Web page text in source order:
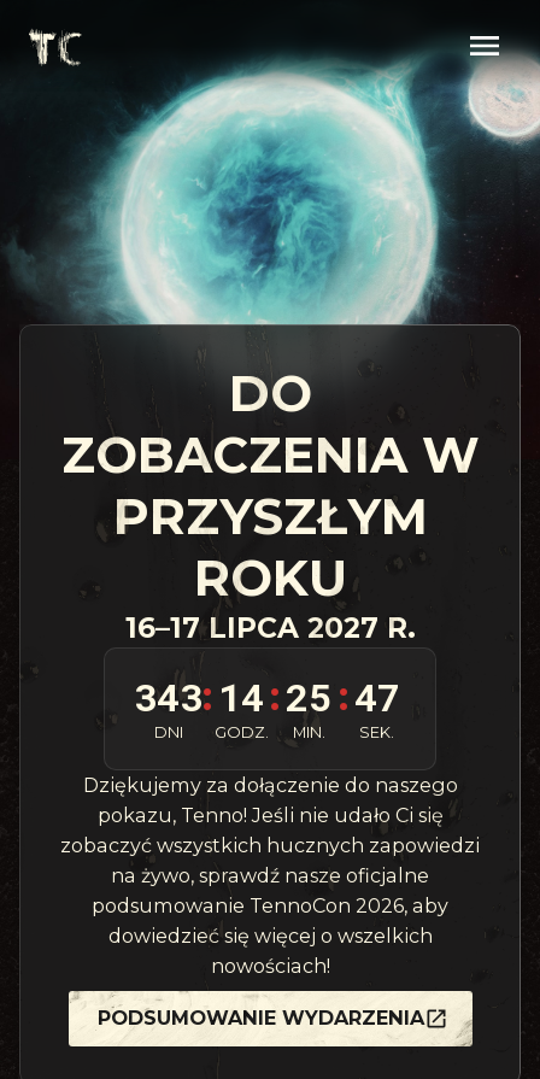
DO
ZOBACZENIA W
PRZYSZŁYM
ROKU
16–17 LIPCA 2027 R.
343
DNI
: 14
GODZ.
:25
MIN.
:45
SEK.
Dziękujemy za dołączenie do naszego
pokazu, Tenno! Jeśli nie udało Ci się
zobaczyć wszystkich hucznych zapowiedzi
na żywo, sprawdź nasze oficjalne
podsumowanie TennoCon 2026, aby
dowiedzieć się więcej o wszelkich
nowościach!
PODSUMOWANIE WYDARZENIA